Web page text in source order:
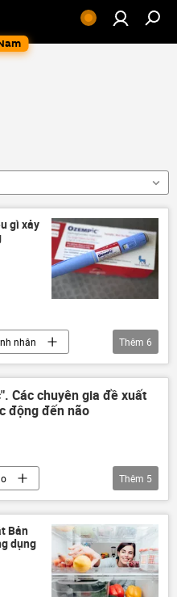
gì xảy
nhân
bác sĩ
Thêm 6
Các chuyên gia đề xuất
động đến não
Nga
Thêm 5
Bản
dụng